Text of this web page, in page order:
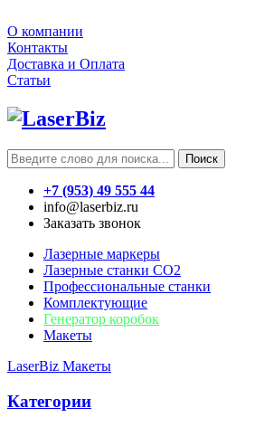
О компании
Контакты
Доставка и Оплата
Статьи
Поиск
+7 (953) 49 555 44
info@laserbiz.ru
Заказать звонок
Лазерные маркеры
Лазерные станки CO2
Профессиональные станки
Комплектующие
Генератор коробок
Макеты
LaserBiz Макеты
Категории